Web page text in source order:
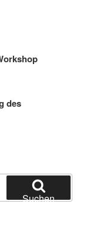
des
Suchen